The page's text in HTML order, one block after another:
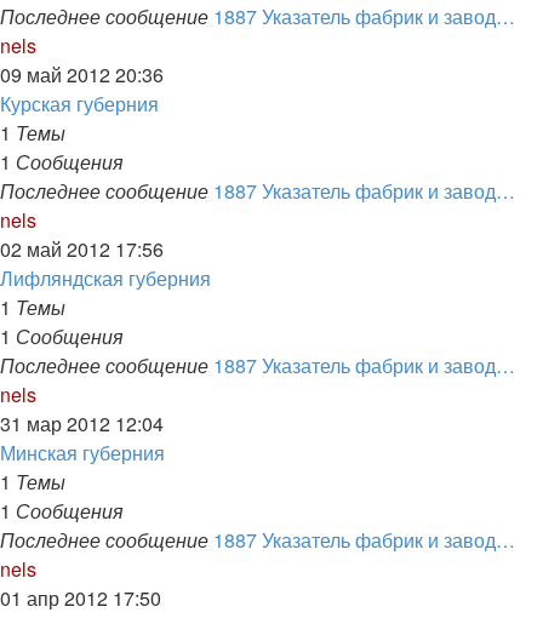
Последнее сообщение 1887 Указатель фабрик и завод…
nelsПерейти
к
последнему
сообщению
09 май 2012 20:36
Курская губерния
1 Темы
1 Сообщения
Последнее сообщение 1887 Указатель фабрик и завод…
nelsПерейти
к
последнему
сообщению
02 май 2012 17:56
Лифляндская губерния
1 Темы
1 Сообщения
Последнее сообщение 1887 Указатель фабрик и завод…
nelsПерейти
к
последнему
сообщению
31 мар 2012 12:04
Минская губерния
1 Темы
1 Сообщения
Последнее сообщение 1887 Указатель фабрик и завод…
nelsПерейти
к
01 апр 2012 17:50